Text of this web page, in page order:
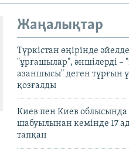
Жаңалықтар
Түркістан өңірінде
"ұрғашылар", әншілерді
азаншысы" деген тұрғын
қозғалды
Киев пен Киев облысында
шабуылынан кемінде 17
тапқан